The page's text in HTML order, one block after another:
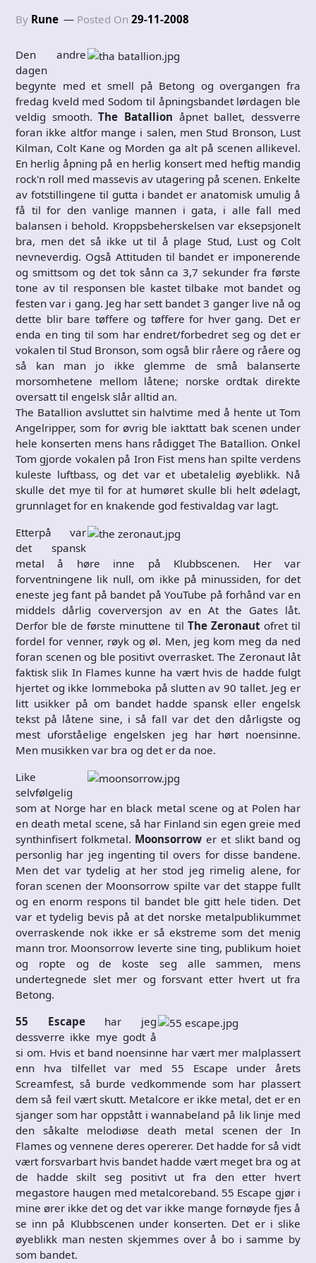
By Rune Posted On 29-11-2008
Den andre
dagen
begynte med et smell på Betong og overgangen fra
fredag kveld med Sodom til åpningsbandet lørdagen ble
veldig smooth. The Batallion åpnet ballet, dessverre
foran ikke altfor mange i salen, men Stud Bronson, Lust
Kilman, Colt Kane og Morden ga alt på scenen allikevel.
En herlig åpning på en herlig konsert med heftig mandig
rock'n roll med massevis av utagering på scenen. Enkelte
av fotstillingene til gutta i bandet er anatomisk umulig å
få til for den vanlige mannen i gata, i alle fall med
balansen i behold. Kroppsbeherskelsen var eksepsjonelt
bra, men det så ikke ut til å plage Stud, Lust og Colt
nevneverdig. Også Attituden til bandet er imponerende
og smittsom og det tok sånn ca 3,7 sekunder fra første
tone av til responsen ble kastet tilbake mot bandet og
festen var i gang. Jeg har sett bandet 3 ganger live nå og
dette blir bare tøffere og tøffere for hver gang. Det er
enda en ting til som har endret/forbedret seg og det er
vokalen til Stud Bronson, som også blir råere og råere og
så kan man jo ikke glemme de små balanserte
morsomhetene mellom låtene; norske ordtak direkte
oversatt til engelsk slår alltid an.
The Batallion avsluttet sin halvtime med å hente ut Tom
Angelripper, som for øvrig ble iakttatt bak scenen under
hele konserten mens hans rådigget The Batallion. Onkel
Tom gjorde vokalen på Iron Fist mens han spilte verdens
kuleste luftbass, og det var et ubetalelig øyeblikk. Nå
skulle det mye til for at humøret skulle bli helt ødelagt,
grunnlaget for en knakende god festivaldag var lagt.
Etterpå var
det spansk
metal å høre inne på Klubbscenen. Her var
forventningene lik null, om ikke på minussiden, for det
eneste jeg fant på bandet på YouTube på forhånd var en
middels dårlig coverversjon av en At the Gates låt.
Derfor ble de første minuttene til The Zeronaut ofret til
fordel for venner, røyk og øl. Men, jeg kom meg da ned
foran scenen og ble positivt overrasket. The Zeronaut låt
faktisk slik In Flames kunne ha vært hvis de hadde fulgt
hjertet og ikke lommeboka på slutten av 90 tallet. Jeg er
litt usikker på om bandet hadde spansk eller engelsk
tekst på låtene sine, i så fall var det den dårligste og
mest uforståelige engelsken jeg har hørt noensinne.
Men musikken var bra og det er da noe.
Like
selvfølgelig
som at Norge har en black metal scene og at Polen har
en death metal scene, så har Finland sin egen greie med
synthinfisert folkmetal. Moonsorrow er et slikt band og
personlig har jeg ingenting til overs for disse bandene.
Men det var tydelig at her stod jeg rimelig alene, for
foran scenen der Moonsorrow spilte var det stappe fullt
og en enorm respons til bandet ble gitt hele tiden. Det
var et tydelig bevis på at det norske metalpublikummet
overraskende nok ikke er så ekstreme som det menig
mann tror. Moonsorrow leverte sine ting, publikum hoiet
og ropte og de koste seg alle sammen, mens
undertegnede slet mer og forsvant etter hvert ut fra
Betong.
55 Escapehar jeg
dessverre ikke mye godt å
si om. Hvis et band noensinne har vært mer malplassert
enn hva tilfellet var med 55 Escape under årets
Screamfest, så burde vedkommende som har plassert
dem så feil vært skutt. Metalcore er ikke metal, det er en
sjanger som har oppstått i wannabeland på lik linje med
den såkalte melodiøse death metal scenen der In
Flames og vennene deres opererer. Det hadde for så vidt
vært forsvarbart hvis bandet hadde vært meget bra og at
de hadde skilt seg positivt ut fra den etter hvert
megastore haugen med metalcoreband. 55 Escape gjør i
mine ører ikke det og det var ikke mange fornøyde fjes å
se inn på Klubbscenen under konserten. Det er i slike
øyeblikk man nesten skjemmes over å bo i samme by
som bandet.